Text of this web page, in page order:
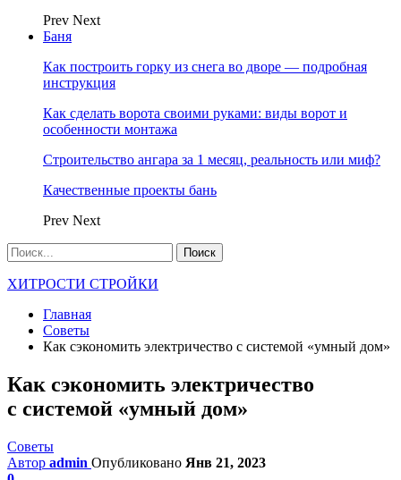
Prev Next
Баня
Как построить горку из снега во дворе — подробная
инструкция
Как сделать ворота своими руками: виды ворот и
особенности монтажа
Строительство ангара за 1 месяц, реальность или миф?
Качественные проекты бань
Prev Next
ХИТРОСТИ СТРОЙКИ
Главная
Советы
Как сэкономить электричество с системой «умный дом»
Как сэкономить электричество
с системой «умный дом»
Советы
Автор admin Опубликовано Янв 21, 2023